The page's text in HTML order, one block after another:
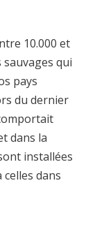
10.000 et
sauvages qui
pays
du dernier
dans la
installées
dans